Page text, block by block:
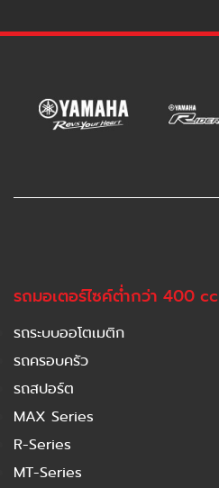
รถมอเตอร์ไซค์ต่ำกว่า 400 cc
รถระบบออโตเมติก
รถครอบครัว
รถสปอร์ต
MAX Series
R-Series
MT-Series